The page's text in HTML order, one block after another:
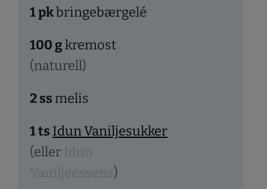
1pkbringebærgelé
100gkremost
(naturell)
2ss melis
1ts Idun Vaniljesukker
(eller Idun
Vaniljeessens)